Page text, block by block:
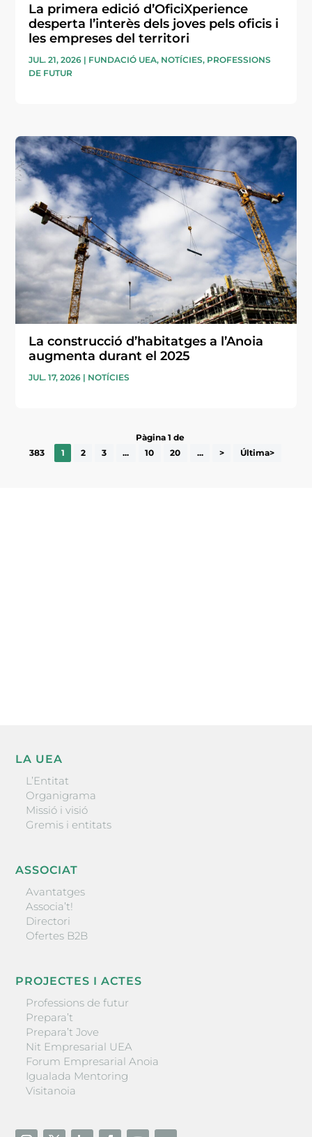
La primera edició d’OficiXperience
desperta l’interès dels joves pels oficis i
les empreses del territori
JUL. 21, 2026 | FUNDACIÓ UEA, NOTÍCIES, PROFESSIONS
DE FUTUR
La construcció d’habitatges a l’Anoia
augmenta durant el 2025
JUL. 17, 2026 | NOTÍCIES
Pàgina 1 de
383
1 2 3 ... 10 20 ... > Última>
LA UEA
L’Entitat
Organigrama
Missió i visió
Gremis i entitats
ASSOCIAT
Avantatges
Associa’t!
Directori
Ofertes B2B
PROJECTES I ACTES
Professions de futur
Prepara’t
Prepara’t Jove
Nit Empresarial UEA
Forum Empresarial Anoia
Igualada Mentoring
Visitanoia